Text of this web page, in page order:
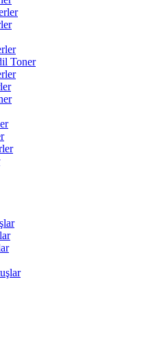
Toner